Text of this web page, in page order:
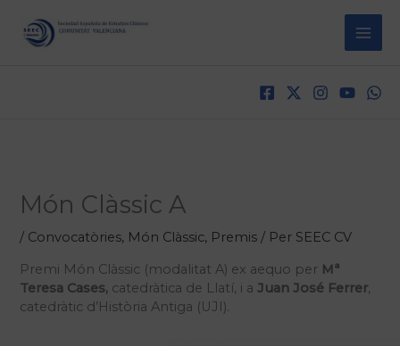
contingut
Món Clàssic A
/ Convocatòries, Món Clàssic, Premis / Per SEEC CV
Premi Món Clàssic (modalitat A) ex aequo per Mª
Teresa Cases, catedràtica de Llatí, i aJuan José Ferrer,
catedràtic d’Història Antiga (UJI).